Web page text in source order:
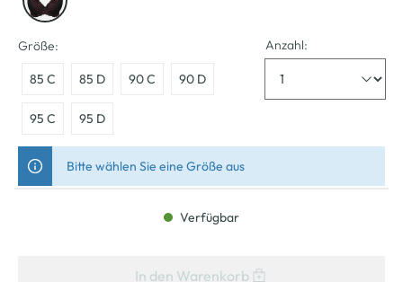
Größe:
85 C 85 D 90 C 90 D
95 C 95 D
Anzahl:
Bitte wählen Sie eine Größe aus
Verfügbar
In den Warenkorb